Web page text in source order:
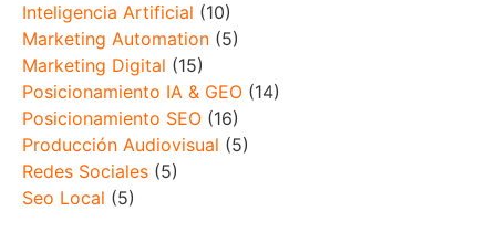
Inteligencia Artificial (10)
Marketing Automation (5)
Marketing Digital (15)
Posicionamiento IA & GEO (14)
Posicionamiento SEO (16)
Producción Audiovisual (5)
Redes Sociales (5)
Seo Local (5)